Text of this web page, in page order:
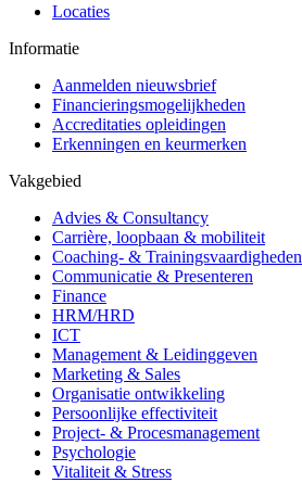
Locaties
Informatie
Aanmelden nieuwsbrief
Financieringsmogelijkheden
Accreditaties opleidingen
Erkenningen en keurmerken
Vakgebied
Advies & Consultancy
Carrière, loopbaan & mobiliteit
Coaching- & Trainingsvaardigheden
Communicatie & Presenteren
Finance
HRM/HRD
ICT
Management & Leidinggeven
Marketing & Sales
Organisatie ontwikkeling
Persoonlijke effectiviteit
Project- & Procesmanagement
Psychologie
Vitaliteit & Stress